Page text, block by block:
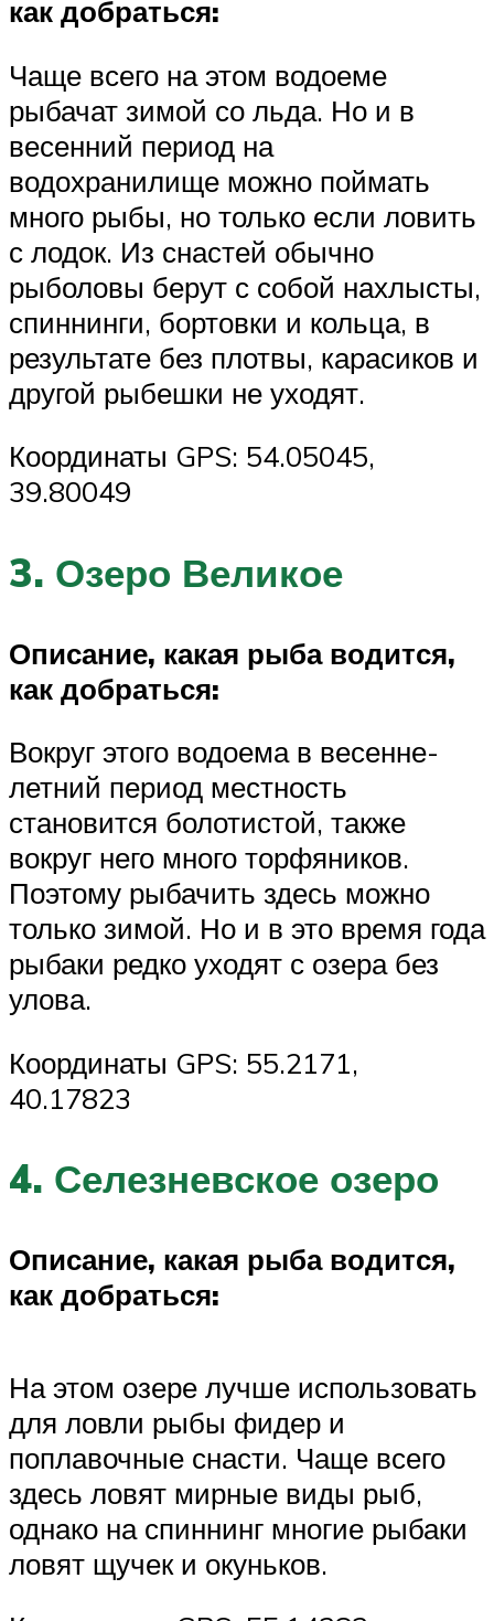
как добраться:
Чаще всего на этом водоеме
рыбачат зимой со льда. Но и в
весенний период на
водохранилище можно поймать
много рыбы, но только если ловить
с лодок. Из снастей обычно
рыболовы берут с собой нахлысты,
спиннинги, бортовки и кольца, в
результате без плотвы, карасиков и
другой рыбешки не уходят.
Координаты GPS: 54.05045,
39.80049
3. Озеро Великое
Описание, какая рыба водится,
как добраться:
Вокруг этого водоема в весенне-
летний период местность
становится болотистой, также
вокруг него много торфяников.
Поэтому рыбачить здесь можно
только зимой. Но и в это время года
рыбаки редко уходят с озера без
улова.
Координаты GPS: 55.2171,
40.17823
4. Селезневское озеро
Описание, какая рыба водится,
как добраться:
На этом озере лучше использовать
для ловли рыбы фидер и
поплавочные снасти. Чаще всего
здесь ловят мирные виды рыб,
однако на спиннинг многие рыбаки
ловят щучек и окуньков.